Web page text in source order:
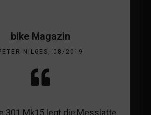
bike Magazin
NILGES, 08/2019
301 Mk15 legt die Messlatte